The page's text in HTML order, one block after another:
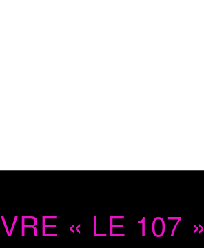
« LE 107 »